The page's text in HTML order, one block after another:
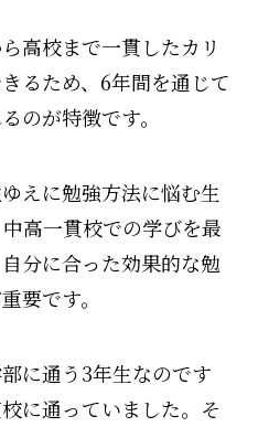
高校まで一貫したカリ
るため、6年間を通じて
のが特徴です。
えに勉強方法に悩む生
高一貫校での学びを最
分に合った効果的な勉
要です。
に通う3年生なのです
に通っていました。そ